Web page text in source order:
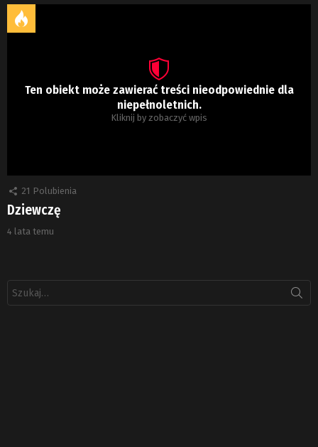
Ten obiekt może zawierać treści nieodpowiednie dla
niepełnoletnich.
Kliknij by zobaczyć wpis
21 Polubienia
Dziewczę
4 lata temu